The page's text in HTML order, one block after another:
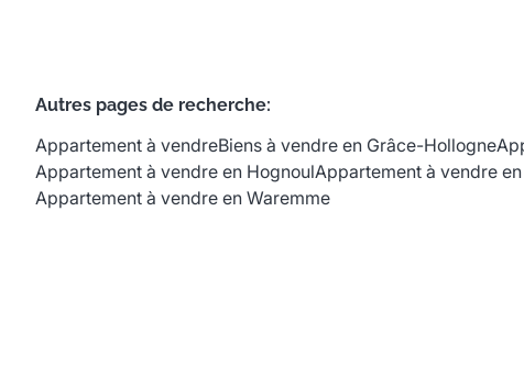
Autres pages de recherche:
Appartement à vendreBiens à vendre en Grâce-Hollogne
Appartement à vendre en HognoulAppartement à vendre
Appartement à vendre en Waremme